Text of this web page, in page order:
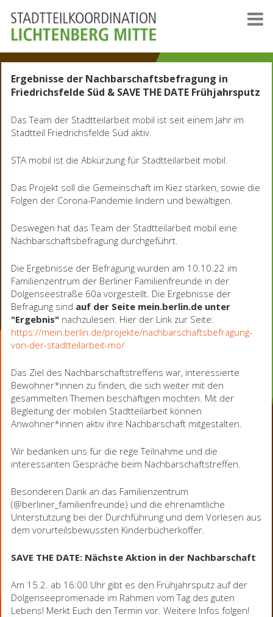
Ergebnisse der Nachbarschaftsbefragung in
Friedrichsfelde Süd & SAVE THE DATE Frühjahrsputz
Das Team der Stadtteilarbeit mobil ist seit einem Jahr im
Stadtteil Friedrichsfelde Süd aktiv.
STA mobil ist die Abkürzung für Stadtteilarbeit mobil.
Das Projekt soll die Gemeinschaft im Kiez stärken, sowie die
Folgen der Corona-Pandemie lindern und bewältigen.
Deswegen hat das Team der Stadtteilarbeit mobil eine
Nachbarschaftsbefragung durchgeführt.
Die Ergebnisse der Befragung wurden am 10.10.22 im
Familienzentrum der Berliner Familienfreunde in der
Dolgenseestraße 60a vorgestellt. Die Ergebnisse der
Befragung sind auf der Seite mein.berlin.de unter
"Ergebnis" nachzulesen. Hier der Link zur Seite:
https://mein.berlin.de/projekte/nachbarschaftsbefragung-
von-der-stadtteilarbeit-mo/
Das Ziel des Nachbarschaftstreffens war, interessierte
Bewohner*innen zu finden, die sich weiter mit den
gesammelten Themen beschäftigen möchten. Mit der
Begleitung der mobilen Stadtteilarbeit können
Anwohner*innen aktiv ihre Nachbarschaft mitgestalten.
Wir bedanken uns für die rege Teilnahme und die
interessanten Gespräche beim Nachbarschaftstreffen.
Besonderen Dank an das Familienzentrum
(@berliner_familienfreunde) und die ehrenamtliche
Unterstützung bei der Durchführung und dem Vorlesen aus
dem vorurteilsbewussten Kinderbücherkoffer.
SAVE THE DATE: Nächste Aktion in der Nachbarschaft
Am 15.2. ab 16:00 Uhr gibt es den Frühjahrsputz auf der
Dolgenseepromenade im Rahmen vom Tag des guten
Lebens! Merkt Euch den Termin vor. Weitere Infos folgen!